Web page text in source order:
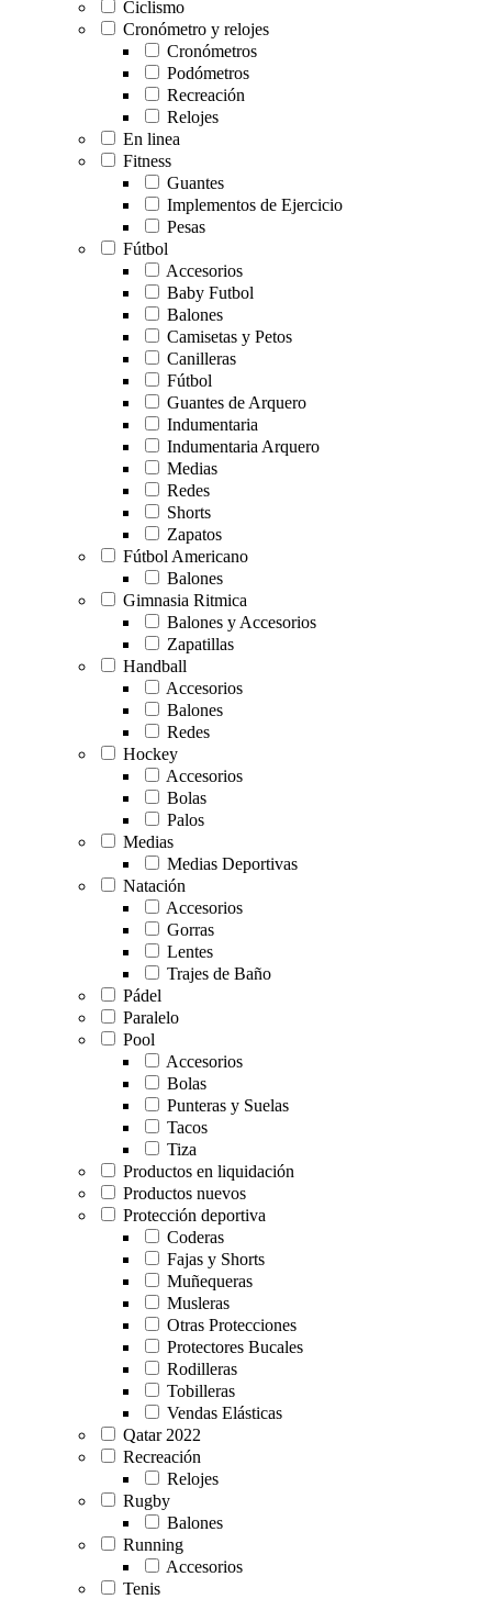
Ciclismo
Cronómetro y relojes
Cronómetros
Podómetros
Recreación
Relojes
En linea
Fitness
Guantes
Implementos de Ejercicio
Pesas
Fútbol
Accesorios
Baby Futbol
Balones
Camisetas y Petos
Canilleras
Fútbol
Guantes de Arquero
Indumentaria
Indumentaria Arquero
Medias
Redes
Shorts
Zapatos
Fútbol Americano
Balones
Gimnasia Ritmica
Balones y Accesorios
Zapatillas
Handball
Accesorios
Balones
Redes
Hockey
Accesorios
Bolas
Palos
Medias
Medias Deportivas
Natación
Accesorios
Gorras
Lentes
Trajes de Baño
Pádel
Paralelo
Pool
Accesorios
Bolas
Punteras y Suelas
Tacos
Tiza
Productos en liquidación
Productos nuevos
Protección deportiva
Coderas
Fajas y Shorts
Muñequeras
Musleras
Otras Protecciones
Protectores Bucales
Rodilleras
Tobilleras
Vendas Elásticas
Qatar 2022
Recreación
Relojes
Rugby
Balones
Running
Accesorios
Tenis